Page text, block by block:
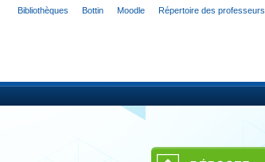
Bibliothèques Bottin Moodle Répertoire des professeurs